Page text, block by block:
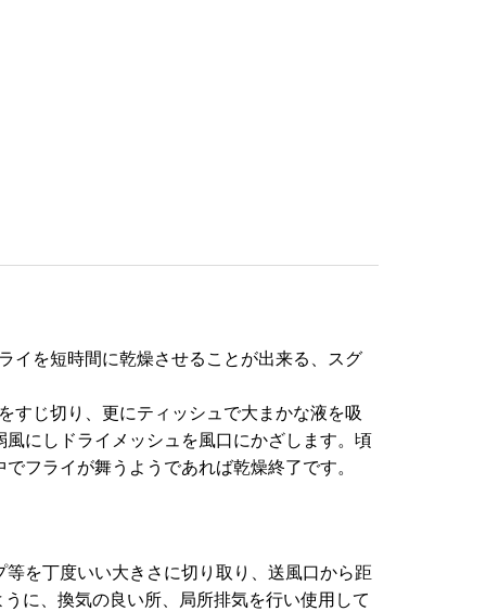
イを短時間に乾燥させることが出来る、スグ
すじ切り、更にティッシュで大まかな液を吸
にしドライメッシュを風口にかざします。頃
フライが舞うようであれば乾燥終了です。
を丁度いい大きさに切り取り、送風口から距
に、換気の良い所、局所排気を行い使用して